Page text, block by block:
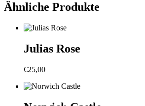
Ähnliche Produkte
Julias Rose
€25,00